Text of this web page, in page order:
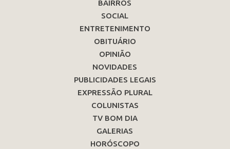
BAIRROS
SOCIAL
ENTRETENIMENTO
OBITUÁRIO
OPINIÃO
NOVIDADES
PUBLICIDADES LEGAIS
EXPRESSÃO PLURAL
COLUNISTAS
TV BOM DIA
GALERIAS
HORÓSCOPO